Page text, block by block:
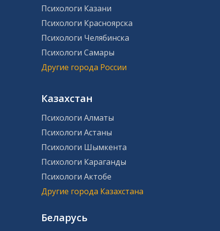
Психологи Казани
Психологи Красноярска
Психологи Челябинска
Психологи Самары
Другие города России
Казахстан
Психологи Алматы
Психологи Астаны
Психологи Шымкента
Психологи Караганды
Психологи Актобе
Другие города Казахстана
Беларусь